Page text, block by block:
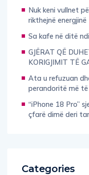
Nuk keni vullnet
rikthejnë energjinë
Sa kafe në ditë
GJËRAT QË
KORIGJIMIT TË
Ata u refuzuan
perandoritë më
“iPhone 18 Pro”
çfarë dimë deri
Categories